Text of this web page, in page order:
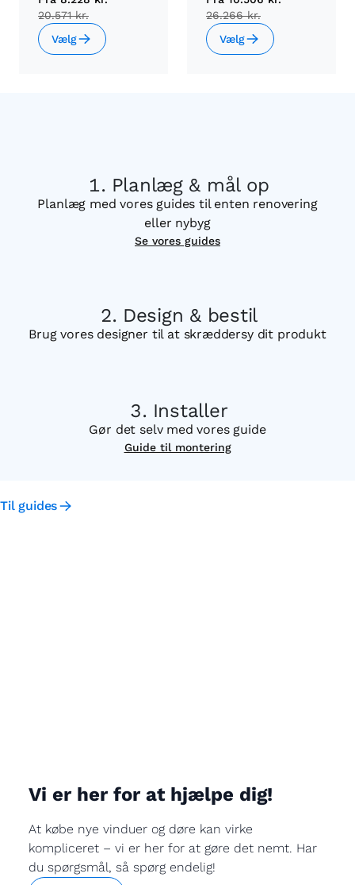
20.571 kr.
Vælg
26.266 kr.
Vælg
Planlæg & mål op
Planlæg med vores guides til enten renovering
eller nybyg
Se vores guides
Design & bestil
Brug vores designer til at skræddersy dit produkt
Installer
Gør det selv med vores guide
Guide til montering
Til guides
Vi er her for at hjælpe dig!
At købe nye vinduer og døre kan virke
kompliceret – vi er her for at gøre det nemt. Har
du spørgsmål, så spørg endelig!